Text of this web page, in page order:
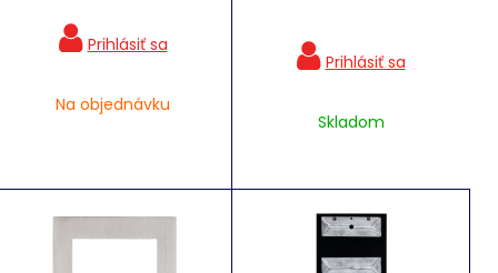
Na objednávku
Skladom